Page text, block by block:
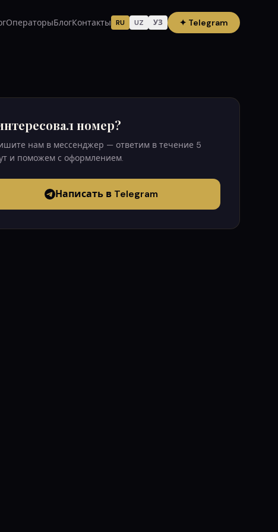
ОператорыБлогКонтакты RU UZ УЗ ✦ Telegram
номер?
нам в мессенджер — ответим в течение 5
и поможем с оформлением.
Написать в Telegram